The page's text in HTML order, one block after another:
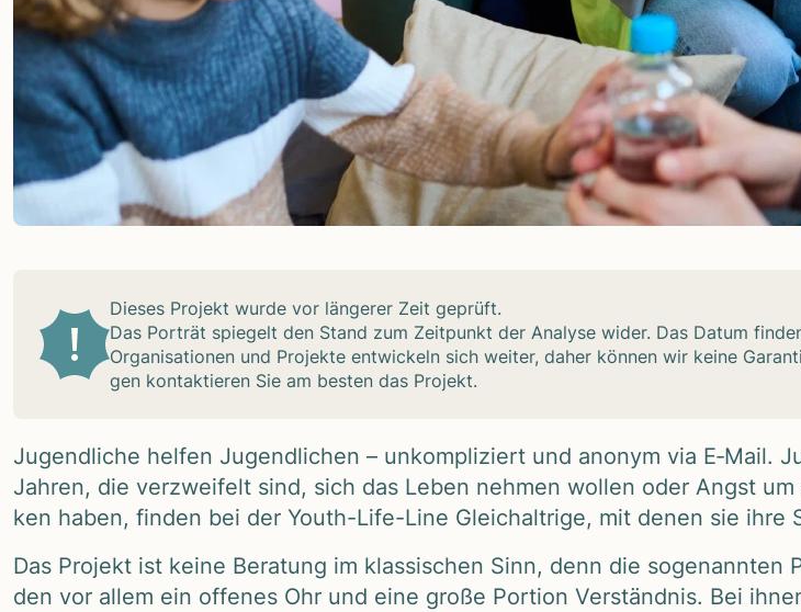
Die­ses Pro­jekt wurde vor län­ge­rer Zeit geprüft.
Das Por­trät spie­gelt den Stand zum Zeit­punkt der Ana­lyse wider. Das Datum
Orga­ni­sa­tio­nen und Pro­jekte ent­wi­ckeln sich wei­ter, daher kön­nen wir keine
gen kon­tak­tie­ren Sie am bes­ten das Pro­jekt.
Jugend­li­che hel­fen Jugend­li­chen – unkom­pli­ziert und anonym via E‑Mail.
Jah­ren, die ver­zwei­felt sind, sich das Leben neh­men wol­len oder Angst
ken haben, fin­den bei der Youth-Life-Line Gleich­alt­rige, mit denen sie ihre
Das Pro­jekt ist keine Bera­tung im klas­si­schen Sinn, denn die
den vor allem ein offe­nes Ohr und eine große Por­tion Ver­ständ­nis. Bei